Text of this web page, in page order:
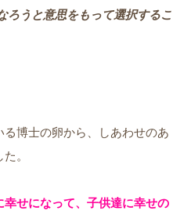
ろうと意思をもって選択するこ
博士の卵から、しあわせのあ
。
幸せになって、子供達に幸せの